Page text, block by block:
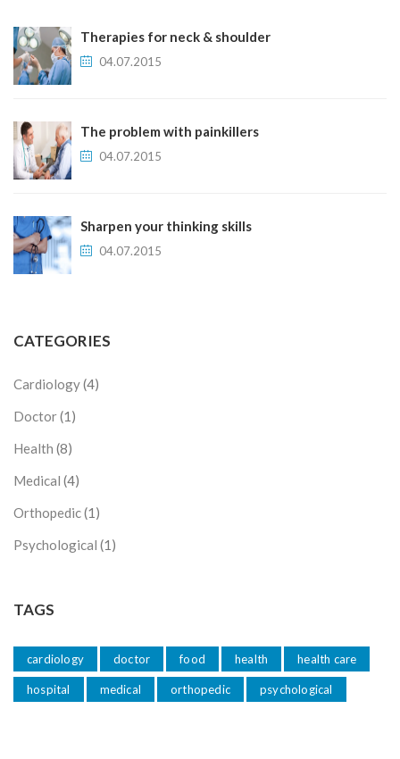
Therapies for neck & shoulder
04.07.2015
The problem with painkillers
04.07.2015
Sharpen your thinking skills
04.07.2015
CATEGORIES
Cardiology(4)
Doctor(1)
Health (8)
Medical (4)
Orthopedic(1)
Psychological (1)
TAGS
cardiology doctor food health health care
hospital medical orthopedic psychological